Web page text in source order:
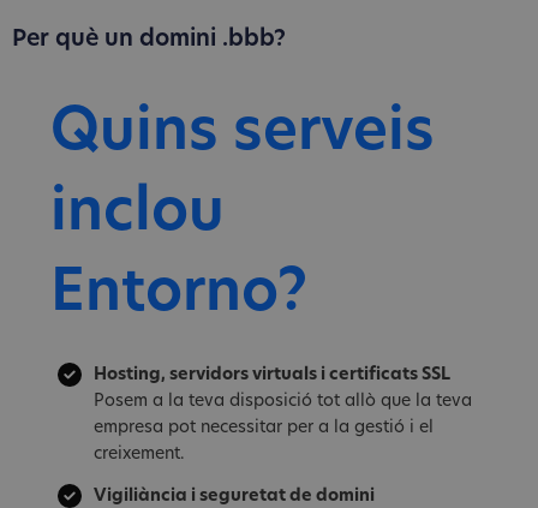
Per què un domini .bbb?
Quins serveis
inclou
Entorno?
Hosting, servidors virtuals i certificats SSL
Posem a la teva disposició tot allò que la teva
empresa pot necessitar per a la gestió i el
creixement.
Vigiliància i seguretat de domini